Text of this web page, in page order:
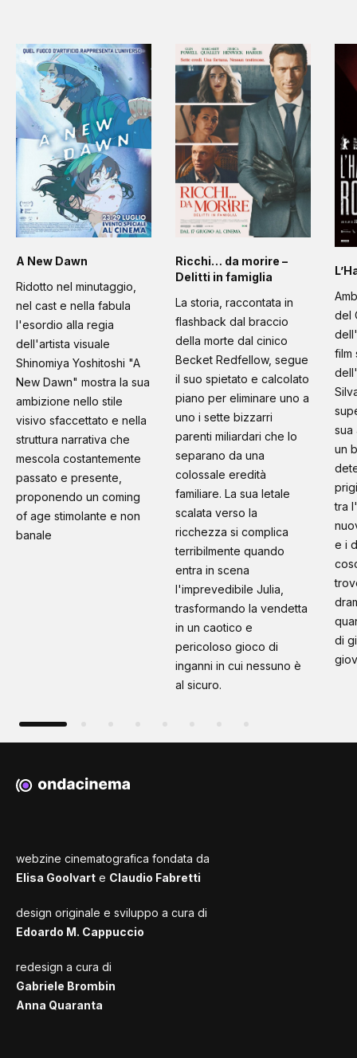
A New Dawn
Ridotto nel minutaggio,
nel cast e nella fabula
l'esordio alla regia
dell'artista visuale
Shinomiya Yoshitoshi "A
New Dawn" mostra la sua
ambizione nello stile
visivo sfaccettato e nella
struttura narrativa che
mescola costantemente
passato e presente,
proponendo un coming
of age stimolante e non
banale
Ricchi… da morire –
Delitti in famiglia
La storia, raccontata in
flashback dal braccio
della morte dal cinico
Becket Redfellow, segue
il suo spietato e calcolato
piano per eliminare uno a
uno i sette bizzarri
parenti miliardari che lo
separano da una
colossale eredità
familiare. La sua letale
scalata verso la
ricchezza si complica
terribilmente quando
entra in scena
l'imprevedibile Julia,
trasformando la vendetta
in un caotico e
pericoloso gioco di
inganni in cui nessuno è
al sicuro.
del
film
sua
un
tra
e i
di
webzine cinematografica fondata da
Elisa Goolvart e Claudio Fabretti
design originale e sviluppo a cura di
Edoardo M. Cappuccio
redesign a cura di
Gabriele Brombin
Anna Quaranta